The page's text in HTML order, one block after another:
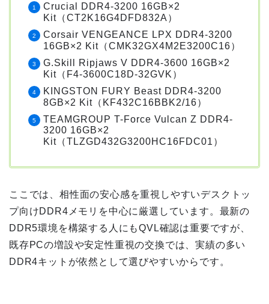
Crucial DDR4-3200 16GB×2
Kit（CT2K16G4DFD832A）
Corsair VENGEANCE LPX DDR4-3200
16GB×2 Kit（CMK32GX4M2E3200C16）
G.Skill Ripjaws V DDR4-3600 16GB×2
Kit（F4-3600C18D-32GVK）
KINGSTON FURY Beast DDR4-3200
8GB×2 Kit（KF432C16BBK2/16）
TEAMGROUP T-Force Vulcan Z DDR4-
3200 16GB×2
Kit（TLZGD432G3200HC16FDC01）
ここでは、相性面の安心感を重視しやすいデスクトッ
プ向けDDR4メモリを中心に厳選しています。最新の
DDR5環境を構築する人にもQVL確認は重要ですが、
既存PCの増設や安定性重視の交換では、実績の多い
DDR4キットが依然として選びやすいからです。